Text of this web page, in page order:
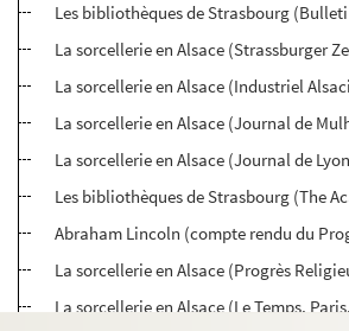
Les bibliothèques de Strasbourg
La sorcellerie en Alsace (Strassburger
La sorcellerie en Alsace (Industriel
La sorcellerie en Alsace (Journal de
La sorcellerie en Alsace (Journal de
Les bibliothèques de Strasbourg (The
Abraham Lincoln (compte rendu du
La sorcellerie en Alsace (Progrès
La sorcellerie en Alsace (Le Temps,